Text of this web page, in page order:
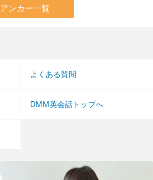
アンカー一覧
よくある質問
DMM英会話トップへ